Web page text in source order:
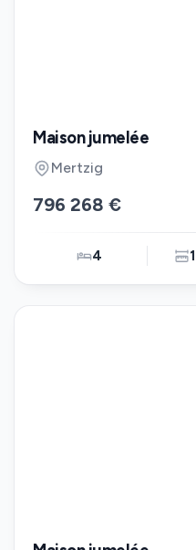
Maison jumelée
Mertzig
796 268 €
4